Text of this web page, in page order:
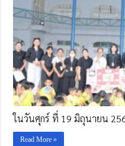
ในวันศุกร์ ที่ 19 มิถุนายน
Read More »